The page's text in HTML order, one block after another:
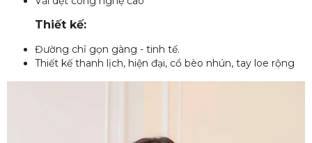
Thiết kế:
Đường chỉ gọn gàng - tinh tế.
Thiết kế thanh lịch, hiện đại, cổ bèo nhún, tay loe rộng